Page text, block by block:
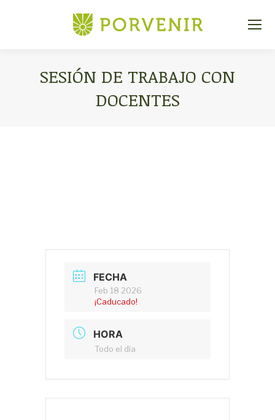
SESIÓN DE TRABAJO CON
DOCENTES
FECHA
Feb 18 2026
¡Caducado!
HORA
Todo el día